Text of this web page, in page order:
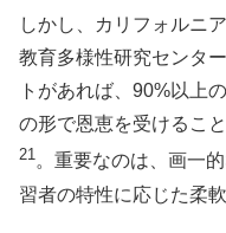
しかし、カリフォルニ
教育多様性研究センタ
トがあれば、90%以上
の形で恩恵を受けるこ
21。重要なのは、画一
習者の特性に応じた柔